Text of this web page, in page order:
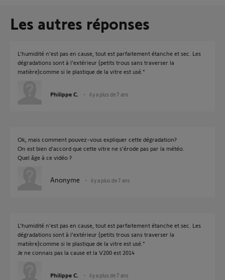
Les autres réponses
L'humidité n'est pas en cause, tout est parfaitement étanche et sec. Les
dégradations sont à l'extérieur (petits trous sans traverser la
matière)comme si le plastique de la vitre est usé."
Philippe C. il y a plus de 7 ans
Ok, mais comment pouvez-vous expliquer cette dégradation?
On est bien d'accord que cette vitre ne s'érode pas par la météo.
Quel âge à ce vidéo ?
Anonyme il y a plus de 7 ans
L'humidité n'est pas en cause, tout est parfaitement étanche et sec. Les
dégradations sont à l'extérieur (petits trous sans traverser la
matière)comme si le plastique de la vitre est usé."
Je ne connais pas la cause et la V200 est 2014
Philippe C. il y a plus de 7 ans